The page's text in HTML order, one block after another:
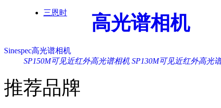
三恩时 高光谱相机
Sinespec高光谱相机
SP150M可见近红外高光谱相机 SP130M可见近红外高光
推荐品牌